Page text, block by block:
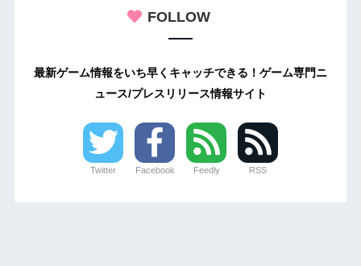
FOLLOW
最新ゲーム情報をいち早くキャッチできる！ゲーム専門ニ
ュース/プレスリリース情報サイト
Twitter Facebook Feedly RSS